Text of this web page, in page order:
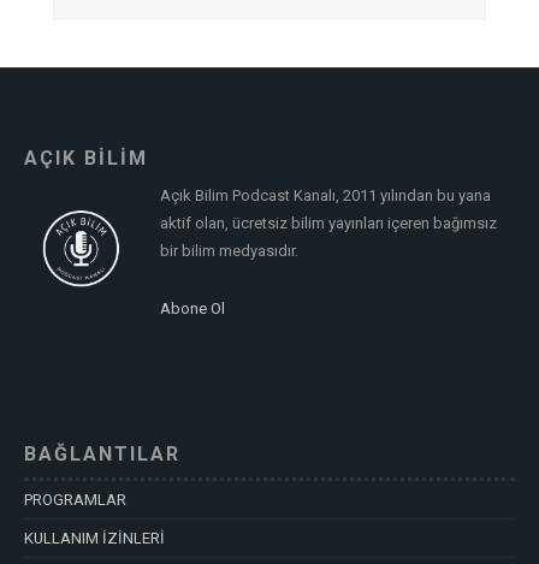
AÇIK BİLİM
Açık Bilim Podcast Kanalı, 2011 yılından bu yana
aktif olan, ücretsiz bilim yayınları içeren bağımsız
bir bilim medyasıdır.
Abone Ol
BAĞLANTILAR
PROGRAMLAR
KULLANIM İZİNLERİ